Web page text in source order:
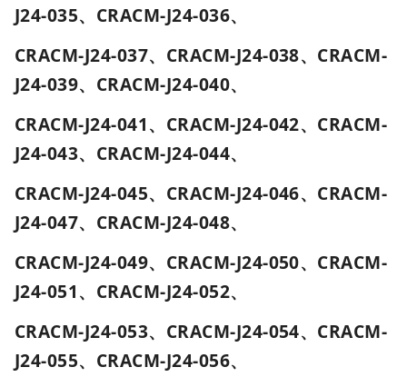
J24-035、CRACM-J24-036、
CRACM-J24-037、CRACM-J24-038、CRACM-
J24-039、CRACM-J24-040、
CRACM-J24-041、CRACM-J24-042、CRACM-
J24-043、CRACM-J24-044、
CRACM-J24-045、CRACM-J24-046、CRACM-
J24-047、CRACM-J24-048、
CRACM-J24-049、CRACM-J24-050、CRACM-
J24-051、CRACM-J24-052、
CRACM-J24-053、CRACM-J24-054、CRACM-
J24-055、CRACM-J24-056、